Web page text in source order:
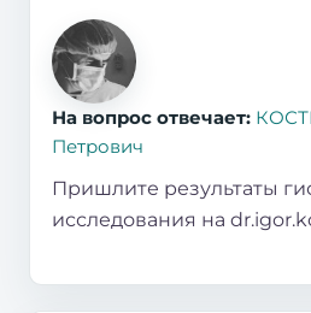
На вопрос отвечает:
Петрович
Пришлите результаты
исследования на